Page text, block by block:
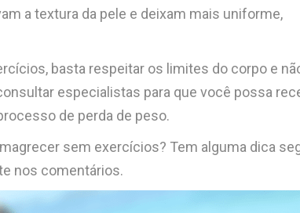
a textura da pele e deixam mais uniforme,
basta respeitar os limites do corpo e
especialistas para que você possa
de perda de peso.
sem exercícios? Tem alguma dica
nos comentários.